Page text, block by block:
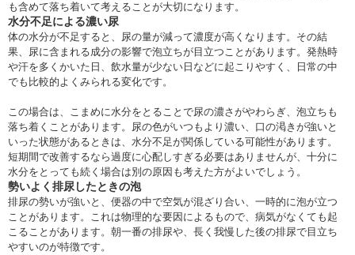
も含めて落ち着いて考えることが大切になります。
水分不足による濃い尿
体の水分が不足すると、尿の量が減って濃度が高くなります。その結
果、尿に含まれる成分の影響で泡立ちが目立つことがあります。発熱時
や汗を多くかいた日、飲水量が少ない日などに起こりやすく、日常の中
でも比較的よくみられる変化です。
この場合は、こまめに水分をとることで尿の濃さがやわらぎ、泡立ちも
落ち着くことがあります。尿の色がいつもより濃い、口の渇きが強いと
いった状態があるときは、水分不足が関係している可能性があります。
短期間で改善するなら過度に心配しすぎる必要はありませんが、十分に
水分をとっても続く場合は別の原因も考えた方がよいでしょう。
勢いよく排尿したときの泡
排尿の勢いが強いと、便器の中で空気が混ざり合い、一時的に泡が立つ
ことがあります。これは物理的な要因によるもので、病気がなくても起
こることがあります。朝一番の排尿や、長く我慢した後の排尿で目立ち
やすいのが特徴です。